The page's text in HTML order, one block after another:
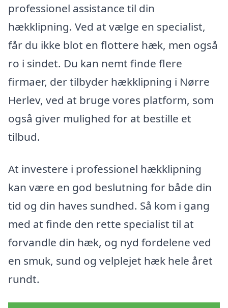
professionel assistance til din
hækklipning. Ved at vælge en specialist,
får du ikke blot en flottere hæk, men også
ro i sindet. Du kan nemt finde flere
firmaer, der tilbyder hækklipning i Nørre
Herlev, ved at bruge vores platform, som
også giver mulighed for at bestille et
tilbud.
At investere i professionel hækklipning
kan være en god beslutning for både din
tid og din haves sundhed. Så kom i gang
med at finde den rette specialist til at
forvandle din hæk, og nyd fordelene ved
en smuk, sund og velplejet hæk hele året
rundt.